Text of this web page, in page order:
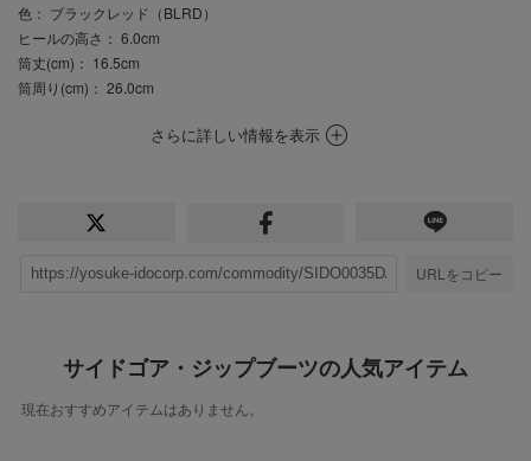
色 ： ブラックレッド（BLRD）
ヒールの高さ ： 6.0cm
筒丈(cm) ： 16.5cm
筒周り(cm) ： 26.0cm
さらに詳しい情報を表示
URLをコピー
サイドゴア・ジップブーツの人気アイテム
現在おすすめアイテムはありません。